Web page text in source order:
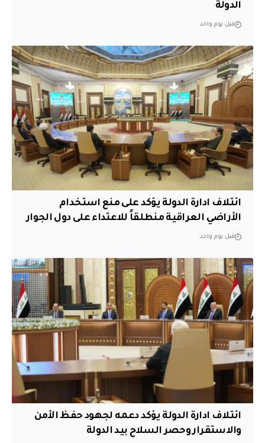
الدولة
قبل يوم واحد
ائتلاف ادارة الدولة يؤكد على منع استخدام
الأراضي العراقية منطلقاً للاعتداء على دول الجوار
قبل يوم واحد
ائتلاف ادارة الدولة يؤكد دعمه لجهود حفظ الأمن
والاستقرار وحصر السلاح بيد الدولة